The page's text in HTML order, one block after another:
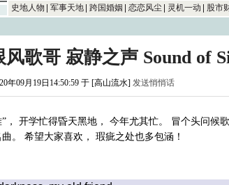
史地人物
军事天地 跨国婚姻 恋恋风尘 灵机一动 股市
歌哥 寂静之声 Sound of
年09月19日14:50:59 于 [高山流水] 发送悄悄话
， 开学忙得昏天黑地， 今年尤其忙。 冒个头问候
。 希望大家喜欢， 瑕疵之处也多包涵！